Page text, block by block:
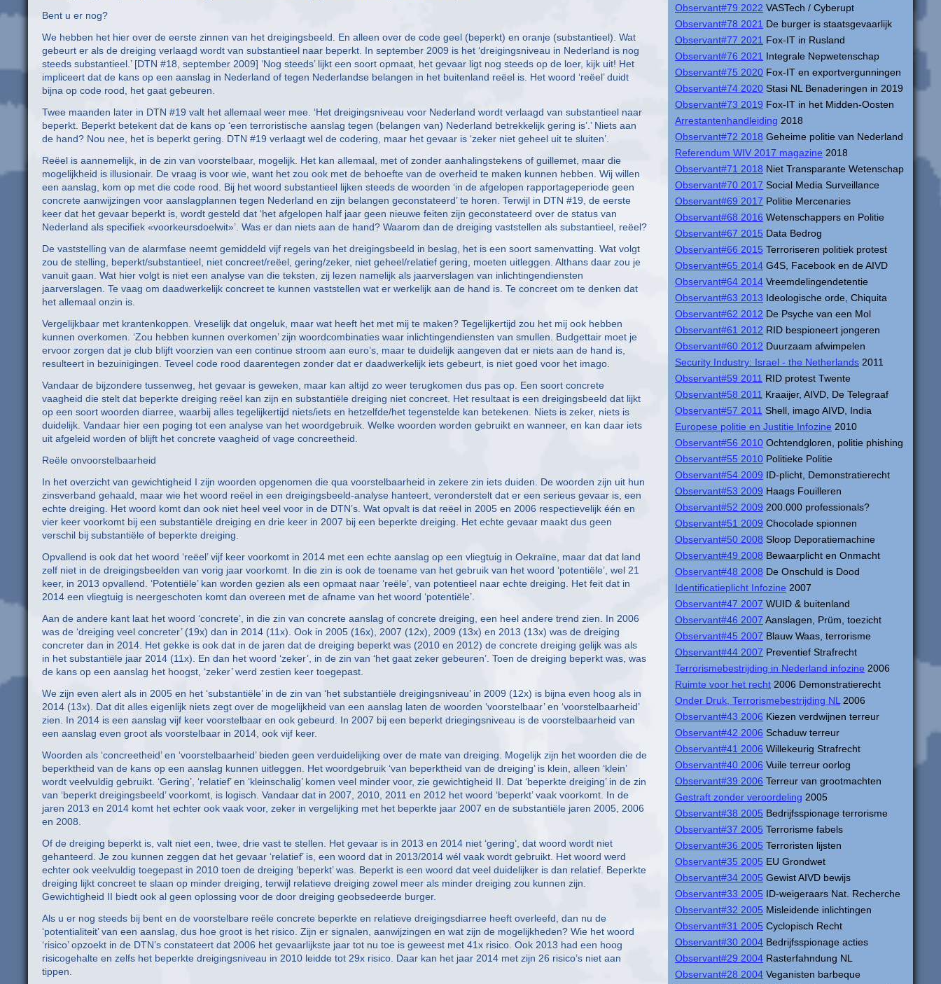
Observant#79 2022 VASTech / Cyberupt
Observant#78 2021 De burger is staatsgevaarlijk
Observant#77 2021 Fox-IT in Rusland
Observant#76 2021 Integrale Nepwetenschap
Observant#75 2020 Fox-IT en exportvergunningen
Observant#74 2020 Stasi NL Benaderingen in 2019
Observant#73 2019 Fox-IT in het Midden-Oosten
Arrestantenhandleiding 2018
Observant#72 2018 Geheime politie van Nederland
Referendum WIV 2017 magazine 2018
Observant#71 2018 Niet Transparante Wetenschap
Observant#70 2017 Social Media Surveillance
Observant#69 2017 Politie Mercenaries
Observant#68 2016 Wetenschappers en Politie
Observant#67 2015 Data Bedrog
Observant#66 2015 Terroriseren politiek protest
Observant#65 2014 G4S, Facebook en de AIVD
Observant#64 2014 Vreemdelingendetentie
Observant#63 2013 Ideologische orde, Chiquita
Observant#62 2012 De Psyche van een Mol
Observant#61 2012 RID bespioneert jongeren
Observant#60 2012 Duurzaam afwimpelen
Security Industry: Israel - the Netherlands 2011
Observant#59 2011 RID protest Twente
Observant#58 2011 Kraaijer, AIVD, De Telegraaf
Observant#57 2011 Shell, imago AIVD, India
Europese politie en Justitie Infozine 2010
Observant#56 2010 Ochtendgloren, politie phishing
Observant#55 2010 Politieke Politie
Observant#54 2009 ID-plicht, Demonstratierecht
Observant#53 2009 Haags Fouilleren
Observant#52 2009 200.000 professionals?
Observant#51 2009 Chocolade spionnen
Observant#50 2008 Sloop Deporatiemachine
Observant#49 2008 Bewaarplicht en Onmacht
Observant#48 2008 De Onschuld is Dood
Identificatieplicht Infozine 2007
Observant#47 2007 WUID & buitenland
Observant#46 2007 Aanslagen, Prüm, toezicht
Observant#45 2007 Blauw Waas, terrorisme
Observant#44 2007 Preventief Strafrecht
Terrorismebestrijding in Nederland infozine 2006
Ruimte voor het recht 2006 Demonstratierecht
Onder Druk, Terrorismebestrijding NL 2006
Observant#43 2006 Kiezen verdwijnen terreur
Observant#42 2006 Schaduw terreur
Observant#41 2006 Willekeurig Strafrecht
Observant#40 2006 Vuile terreur oorlog
Observant#39 2006 Terreur van grootmachten
Gestraft zonder veroordeling 2005
Observant#38 2005 Bedrijfsspionage terrorisme
Observant#37 2005 Terrorisme fabels
Observant#36 2005 Terroristen lijsten
Observant#35 2005 EU Grondwet
Observant#34 2005 Gewist AIVD bewijs
Observant#33 2005 ID-weigeraars Nat. Recherche
Observant#32 2005 Misleidende inlichtingen
Observant#31 2005 Cyclopisch Recht
Observant#30 2004 Bedrijfsspionage acties
Observant#29 2004 Rasterfahndung NL
Observant#28 2004 Veganisten barbeque
Bent u er nog?
We hebben het hier over de eerste zinnen van het dreigingsbeeld. En alleen over de code geel (beperkt) en oranje (substantieel). Wat
gebeurt er als de dreiging verlaagd wordt van substantieel naar beperkt. In september 2009 is het ‘dreigingsniveau in Nederland is nog
steeds substantieel.’ [DTN #18, september 2009] ‘Nog steeds’ lijkt een soort opmaat, het gevaar ligt nog steeds op de loer, kijk uit! Het
impliceert dat de kans op een aanslag in Nederland of tegen Nederlandse belangen in het buitenland reëel is. Het woord ‘reëel’ duidt
bijna op code rood, het gaat gebeuren.
Twee maanden later in DTN #19 valt het allemaal weer mee. ‘Het dreigingsniveau voor Nederland wordt verlaagd van substantieel naar
beperkt. Beperkt betekent dat de kans op ‘een terroristische aanslag tegen (belangen van) Nederland betrekkelijk gering is’.’ Niets aan
de hand? Nou nee, het is beperkt gering. DTN #19 verlaagt wel de codering, maar het gevaar is ‘zeker niet geheel uit te sluiten’.
Reëel is aannemelijk, in de zin van voorstelbaar, mogelijk. Het kan allemaal, met of zonder aanhalingstekens of guillemet, maar die
mogelijkheid is illusionair. De vraag is voor wie, want het zou ook met de behoefte van de overheid te maken kunnen hebben. Wij willen
een aanslag, kom op met die code rood. Bij het woord substantieel lijken steeds de woorden ‘in de afgelopen rapportageperiode geen
concrete aanwijzingen voor aanslagplannen tegen Nederland en zijn belangen geconstateerd’ te horen. Terwijl in DTN #19, de eerste
keer dat het gevaar beperkt is, wordt gesteld dat ‘het afgelopen half jaar geen nieuwe feiten zijn geconstateerd over de status van
Nederland als specifiek «voorkeursdoelwit»’. Was er dan niets aan de hand? Waarom dan de dreiging vaststellen als substantieel, reëel?
De vaststelling van de alarmfase neemt gemiddeld vijf regels van het dreigingsbeeld in beslag, het is een soort samenvatting. Wat volgt
zou de stelling, beperkt/substantieel, niet concreet/reëel, gering/zeker, niet geheel/relatief gering, moeten uitleggen. Althans daar zou je
vanuit gaan. Wat hier volgt is niet een analyse van die teksten, zij lezen namelijk als jaarverslagen van inlichtingendiensten
jaarverslagen. Te vaag om daadwerkelijk concreet te kunnen vaststellen wat er werkelijk aan de hand is. Te concreet om te denken dat
het allemaal onzin is.
Vergelijkbaar met krantenkoppen. Vreselijk dat ongeluk, maar wat heeft het met mij te maken? Tegelijkertijd zou het mij ook hebben
kunnen overkomen. ‘Zou hebben kunnen overkomen’ zijn woordcombinaties waar inlichtingendiensten van smullen. Budgettair moet je
ervoor zorgen dat je club blijft voorzien van een continue stroom aan euro’s, maar te duidelijk aangeven dat er niets aan de hand is,
resulteert in bezuinigingen. Teveel code rood daarentegen zonder dat er daadwerkelijk iets gebeurt, is niet goed voor het imago.
Vandaar de bijzondere tussenweg, het gevaar is geweken, maar kan altijd zo weer terugkomen dus pas op. Een soort concrete
vaagheid die stelt dat beperkte dreiging reëel kan zijn en substantiële dreiging niet concreet. Het resultaat is een dreigingsbeeld dat lijkt
op een soort woorden diarree, waarbij alles tegelijkertijd niets/iets en hetzelfde/het tegenstelde kan betekenen. Niets is zeker, niets is
duidelijk. Vandaar hier een poging tot een analyse van het woordgebruik. Welke woorden worden gebruikt en wanneer, en kan daar iets
uit afgeleid worden of blijft het concrete vaagheid of vage concreetheid.
Reële onvoorstelbaarheid
In het overzicht van gewichtigheid I zijn woorden opgenomen die qua voorstelbaarheid in zekere zin iets duiden. De woorden zijn uit hun
zinsverband gehaald, maar wie het woord reëel in een dreigingsbeeld-analyse hanteert, veronderstelt dat er een serieus gevaar is, een
echte dreiging. Het woord komt dan ook niet heel veel voor in de DTN’s. Wat opvalt is dat reëel in 2005 en 2006 respectievelijk één en
vier keer voorkomt bij een substantiële dreiging en drie keer in 2007 bij een beperkte dreiging. Het echte gevaar maakt dus geen
verschil bij substantiële of beperkte dreiging.
Opvallend is ook dat het woord ‘reëel’ vijf keer voorkomt in 2014 met een echte aanslag op een vliegtuig in Oekraïne, maar dat dat land
zelf niet in de dreigingsbeelden van vorig jaar voorkomt. In die zin is ook de toename van het gebruik van het woord ‘potentiële’, wel 21
keer, in 2013 opvallend. ‘Potentiële’ kan worden gezien als een opmaat naar ‘reële’, van potentieel naar echte dreiging. Het feit dat in
2014 een vliegtuig is neergeschoten komt dan overeen met de afname van het woord ‘potentiële’.
Aan de andere kant laat het woord ‘concrete’, in die zin van concrete aanslag of concrete dreiging, een heel andere trend zien. In 2006
was de ‘dreiging veel concreter’ (19x) dan in 2014 (11x). Ook in 2005 (16x), 2007 (12x), 2009 (13x) en 2013 (13x) was de dreiging
concreter dan in 2014. Het gekke is ook dat in de jaren dat de dreiging beperkt was (2010 en 2012) de concrete dreiging gelijk was als
in het substantiële jaar 2014 (11x). En dan het woord ‘zeker’, in de zin van ‘het gaat zeker gebeuren’. Toen de dreiging beperkt was, was
de kans op een aanslag het hoogst, ‘zeker’ werd zestien keer toegepast.
We zijn even alert als in 2005 en het ‘substantiële’ in de zin van ‘het substantiële dreigingsniveau’ in 2009 (12x) is bijna even hoog als in
2014 (13x). Dat dit alles eigenlijk niets zegt over de mogelijkheid van een aanslag laten de woorden ‘voorstelbaar’ en ‘voorstelbaarheid’
zien. In 2014 is een aanslag vijf keer voorstelbaar en ook gebeurd. In 2007 bij een beperkt driegingsniveau is de voorstelbaarheid van
een aanslag even groot als voorstelbaar in 2014, ook vijf keer.
Woorden als ‘concreetheid’ en ‘voorstelbaarheid’ bieden geen verduidelijking over de mate van dreiging. Mogelijk zijn het woorden die de
beperktheid van de kans op een aanslag kunnen uitleggen. Het woordgebruik ‘van beperktheid van de dreiging’ is klein, alleen ‘klein’
wordt veelvuldig gebruikt. ‘Gering’, ‘relatief’ en ‘kleinschalig’ komen veel minder voor, zie gewichtigheid II. Dat ‘beperkte dreiging’ in de zin
van ‘beperkt dreigingsbeeld’ voorkomt, is logisch. Vandaar dat in 2007, 2010, 2011 en 2012 het woord ‘beperkt’ vaak voorkomt. In de
jaren 2013 en 2014 komt het echter ook vaak voor, zeker in vergelijking met het beperkte jaar 2007 en de substantiële jaren 2005, 2006
en 2008.
Of de dreiging beperkt is, valt niet een, twee, drie vast te stellen. Het gevaar is in 2013 en 2014 niet ‘gering’, dat woord wordt niet
gehanteerd. Je zou kunnen zeggen dat het gevaar ‘relatief’ is, een woord dat in 2013/2014 wél vaak wordt gebruikt. Het woord werd
echter ook veelvuldig toegepast in 2010 toen de dreiging ‘beperkt’ was. Beperkt is een woord dat veel duidelijker is dan relatief. Beperkte
dreiging lijkt concreet te slaan op minder dreiging, terwijl relatieve dreiging zowel meer als minder dreiging zou kunnen zijn.
Gewichtigheid II biedt ook al geen oplossing voor de door dreiging geobsedeerde burger.
Als u er nog steeds bij bent en de voorstelbare reële concrete beperkte en relatieve dreigingsdiarree heeft overleefd, dan nu de
‘potentialiteit’ van een aanslag, dus hoe groot is het risico. Zijn er signalen, aanwijzingen en wat zijn de mogelijkheden? Wie het woord
‘risico’ opzoekt in de DTN’s constateert dat 2006 het gevaarlijkste jaar tot nu toe is geweest met 41x risico. Ook 2013 had een hoog
risicogehalte en zelfs het beperkte dreigingsniveau in 2010 leidde tot 29x risico. Daar kan het jaar 2014 met zijn 26 risico’s niet aan
tippen.